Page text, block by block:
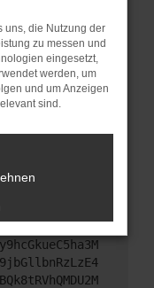
dazu führen,
mehr
versucht
versuchen,
uns diesen
zu
uns, die Nutzung der
zu messen und
eingesetzt,
werden, um
und um Anzeigen
sind.